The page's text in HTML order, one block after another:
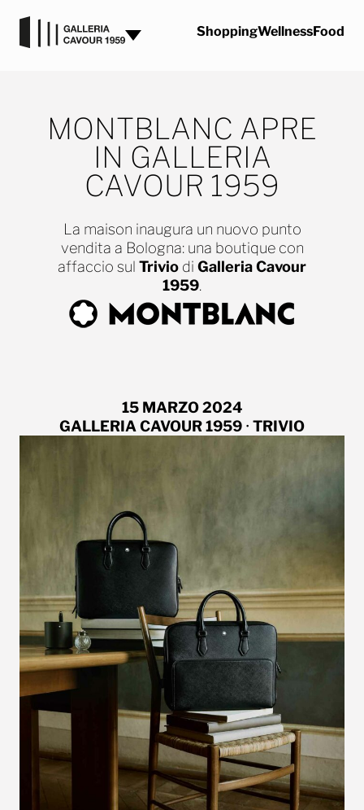
ShoppingWellnessFood
MONTBLANC APRE
IN GALLERIA
CAVOUR 1959
La maison inaugura un nuovo punto
vendita a Bologna: una boutique con
affaccio sul Trivio di Galleria Cavour
1959.
15 MARZO 2024
GALLERIA CAVOUR 1959 • TRIVIO